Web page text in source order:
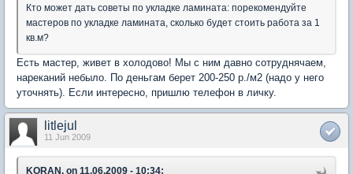
Кто может дать советы по укладке ламината: порекомендуйте
мастеров по укладке ламината, сколько будет стоить работа за 1
кв.м?
Есть мастер, живет в холодово! Мы с ним давно сотруднячаем,
нареканий небыло. По деньгам берет 200-250 р./м2 (надо у него
уточнять). Если интересно, пришлю телефон в личку.
litlejul
11 Jun 2009
KORAN, on 11.06.2009 - 10:34: